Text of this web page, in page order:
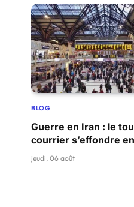
BLOG
Guerre en Iran : le
courrier s’effondre
jeudi, 06 août